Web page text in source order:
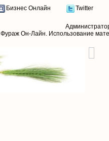
Бизнес Онлайн Twitter
Фураж Он-Лайн. Использование